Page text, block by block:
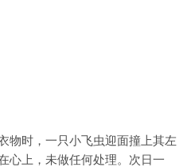
物时，一只小飞虫迎面撞上其左
心上，未做任何处理。次日一